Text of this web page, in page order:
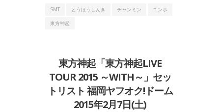
SMT とうほうしんき チャンミン
ユンホ
東方神起
東方神起「東方神起LIVE
TOUR 2015 ～WITH～」セッ
トリスト 福岡ヤフオク!ドーム
2015年2月7日(土)